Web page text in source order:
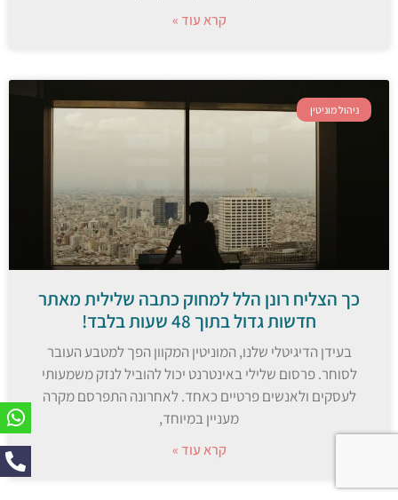
קרא עוד »
ניהול מוניטין
כך הצליח רונן הלל למחוק כתבה שלילית מאתר
חדשות גדול בתוך 48 שעות בלבד!
בעידן הדיגיטלי שלנו, המוניטין המקוון הפך למטבע העובר
לסוחר. פרסום שלילי באינטרנט יכול להוביל לנזק משמעותי
לעסקים ולאנשים פרטיים כאחד. לאחרונה התפרסם מקרה
מעניין במיוחד,
קרא עוד »